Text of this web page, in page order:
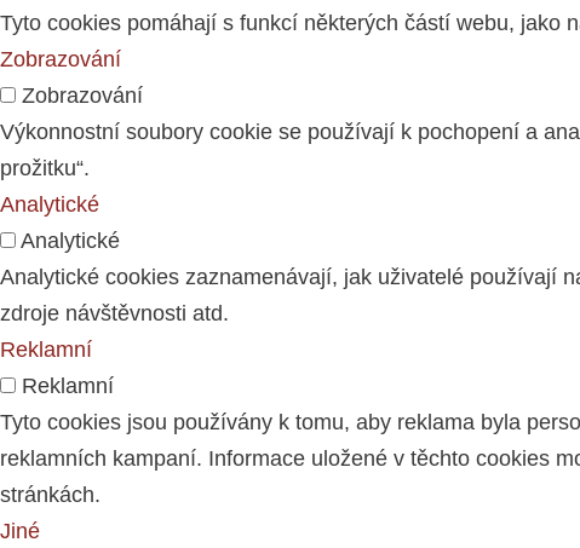
Tyto cookies pomáhají s funkcí některých částí webu, jako
Zobrazování
Zobrazování
Výkonnostní soubory cookie se používají k pochopení a
prožitku“.
Analytické
Analytické
Analytické cookies zaznamenávají, jak uživatelé používají
zdroje návštěvnosti atd.
Reklamní
Reklamní
Tyto cookies jsou používány k tomu, aby reklama byla
reklamních kampaní. Informace uložené v těchto cookies
stránkách.
Jiné